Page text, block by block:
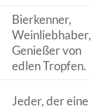
Bierkenner,
Weinliebhaber,
Genießer von
edlen Tropfen.
Jeder, der eine